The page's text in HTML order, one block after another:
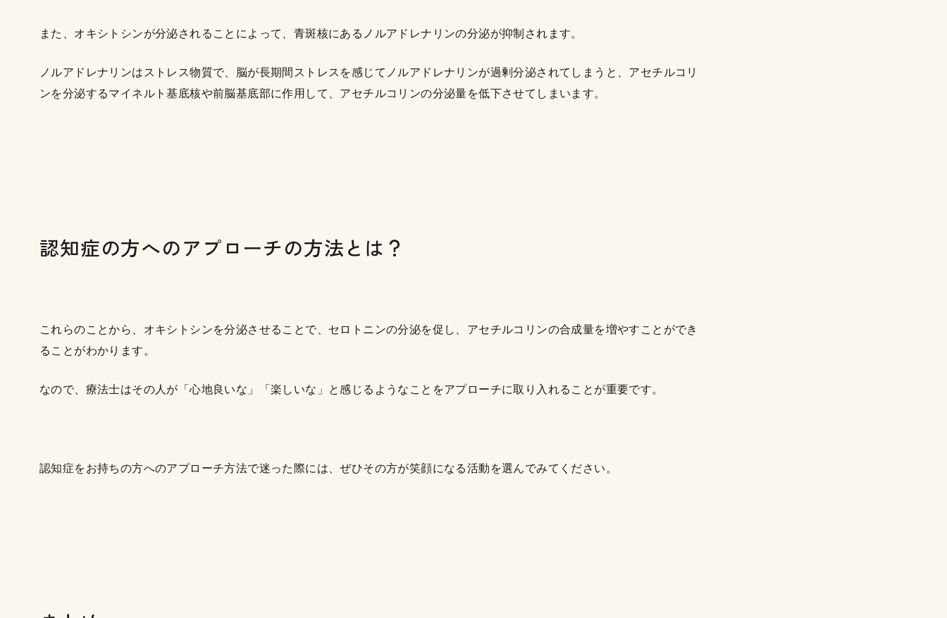
また、オキシトシンが分泌されることによって、青斑核にあるノルアドレナリンの分泌が抑制されます。
ノルアドレナリンはストレス物質で、脳が長期間ストレスを感じてノルアドレナリンが過剰分泌されてしまうと、アセチルコリ
ンを分泌するマイネルト基底核や前脳基底部に作用して、アセチルコリンの分泌量を低下させてしまいます。
認知症の方へのアプローチの方法とは？
これらのことから、オキシトシンを分泌させることで、セロトニンの分泌を促し、アセチルコリンの合成量を増やすことができ
ることがわかります。
なので、療法士はその人が「心地良いな」「楽しいな」と感じるようなことをアプローチに取り入れることが重要です。
認知症をお持ちの方へのアプローチ方法で迷った際には、ぜひその方が笑顔になる活動を選んでみてください。